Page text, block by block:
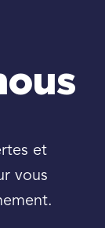
et
vous